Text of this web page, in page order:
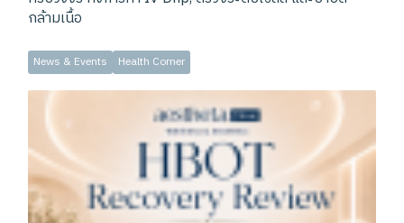
กล้ามเนื้อ
News & Events Health Corner